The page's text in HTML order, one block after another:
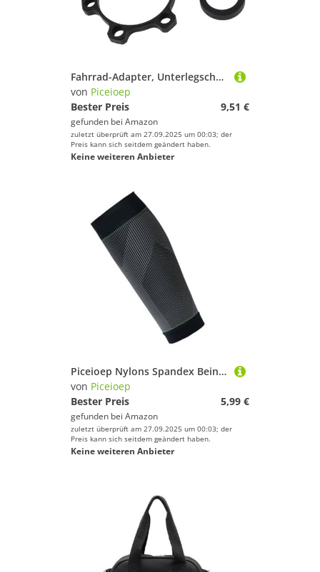
Fahrrad-Adapter, Unterlegscheiben, Abstandshalter, Fahrrad-Umrüstadapter, Kits für Fahrräder, Steckachsen, Naben, Refit Dichtungen, Vorder- und Hinterräder, Boosts-Umrüstadapter
von Piceioep
Bester Preis
9,51 €
gefunden bei Amazon
zuletzt überprüft am 27.09.2025 um 00:03; der
Preis kann sich seitdem geändert haben.
Keine weiteren Anbieter
Piceioep Nylons Spandex Beinhülle Komprimierung Unterstützt Für Männer Frauen Fußball Training Laufen Fahrrad Und Sportwiederherstellungs Fitnessstudio Trainingskompressionsärmel
von Piceioep
Bester Preis
5,99 €
gefunden bei Amazon
zuletzt überprüft am 27.09.2025 um 00:03; der
Preis kann sich seitdem geändert haben.
Keine weiteren Anbieter